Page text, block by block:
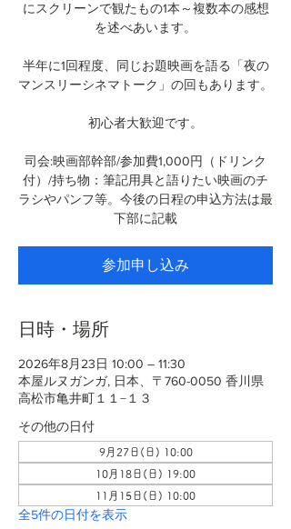
にスクリーンで観たもの1本～複数本の感想
を述べあいます。
半年に1回程度、同じお題映画を語る「夜の
マンスリーシネマトーク」の回もあります。
初心者大歓迎です。
司会:映画部幹部/参加費1,000円（ドリンク
付）/持ち物：筆記用具と語りたい映画のチ
ラシやパンフ等。今後の日程の申込方法は最
下部に記載
参加申し込み
日時・場所
2026年8月23日 10:00 – 11:30
本屋ルヌガンガ, 日本、〒760-0050 香川県
高松市亀井町１１−１３
その他の日付
9月27日(日) 10:00
10月18日(日) 19:00
11月15日(日) 10:00
全5件の日付を表示